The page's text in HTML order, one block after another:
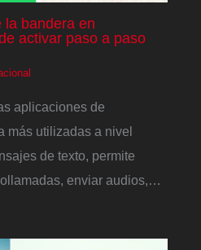
la bandera en
activar paso a paso
aplicaciones de
más utilizadas a nivel
de texto, permite
enviar audios,…